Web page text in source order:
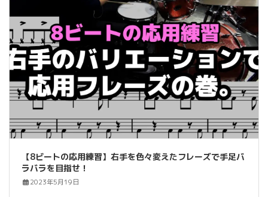
【8ビートの応用練習】右手を色々変えたフレーズで手足バ
ラバラを目指せ！
2023年5月19日